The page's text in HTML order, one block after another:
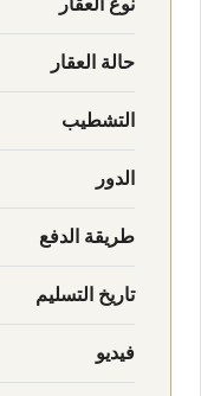
نوع العقار
حالة العقار
التشطيب
الدور
طريقة الدفع
تاريخ التسليم
فيديو